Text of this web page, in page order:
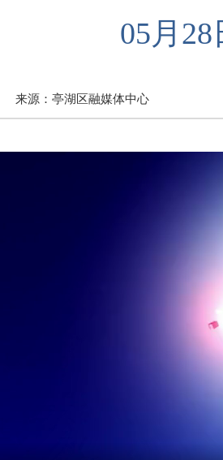
05月
来源： 亭湖区融媒体中心